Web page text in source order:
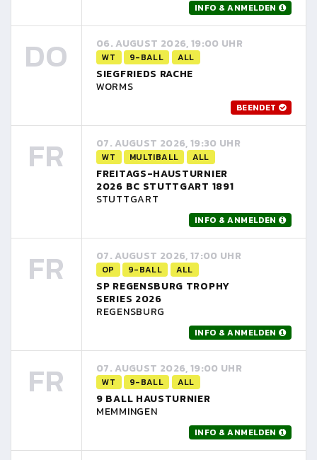
INFO & ANMELDEN
DO 06. AUGUST 2026, 19:00 UHR
WT 9-BALL ALL
SIEGFRIEDS RACHE
WORMS
BEENDET
FR 07. AUGUST 2026, 19:30 UHR
WT MULTIBALL ALL
FREITAGS-HAUSTURNIER
2026 BC STUTTGART 1891
STUTTGART
INFO & ANMELDEN
FR 07. AUGUST 2026, 17:00 UHR
OP 9-BALL ALL
SP REGENSBURG TROPHY
SERIES 2026
REGENSBURG
INFO & ANMELDEN
FR 07. AUGUST 2026, 19:00 UHR
WT 9-BALL ALL
9 BALL HAUSTURNIER
MEMMINGEN
INFO & ANMELDEN